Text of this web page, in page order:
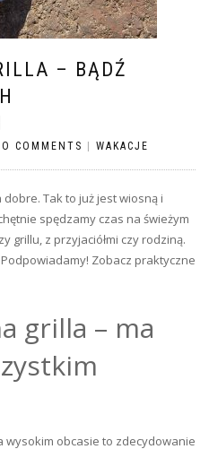
– BĄDŹ
COMMENTS WAKACJE
Tak to już jest wiosną i
spędzamy czas na świeżym
grillu, z przyjaciółmi czy rodziną.
Zobacz praktyczne
grilla – ma
wysokim obcasie to zdecydowanie